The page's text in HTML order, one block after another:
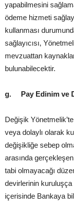
yapabilmesini
ödeme hizmeti
kullanması
sağlayıcısı,
mevzuattan
bulunabilecektir.
g. Pay Edinim ve
Değişik
veya dolaylı olarak
değişikliğe sebep
arasında
tabi olmayacağı
devirlerinin kuruluşça
içerisinde Bankaya